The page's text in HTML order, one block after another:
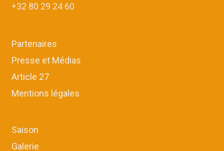
+32 80 29 24 60
Partenaires
Presse et Médias
Article 27
Mentions légales
Saison
Galerie